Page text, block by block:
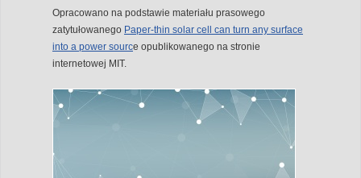
Opracowano na podstawie materiału prasowego
zatytułowanego Paper-thin solar cell can turn any surface
into a power source opublikowanego na stronie
internetowej MIT.